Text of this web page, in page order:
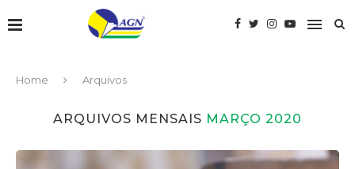
Home Arquivos
ARQUIVOS MENSAIS MARÇO 2020